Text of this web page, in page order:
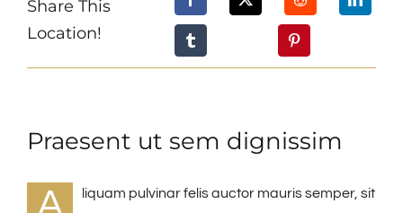
Share This
Location!
Praesent ut sem dignissim
A
liquam pulvinar felis auctor mauris semper, sit